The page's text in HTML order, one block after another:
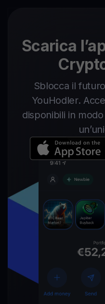
Scarica
Sblocca il
YouHodler.
disponibili in